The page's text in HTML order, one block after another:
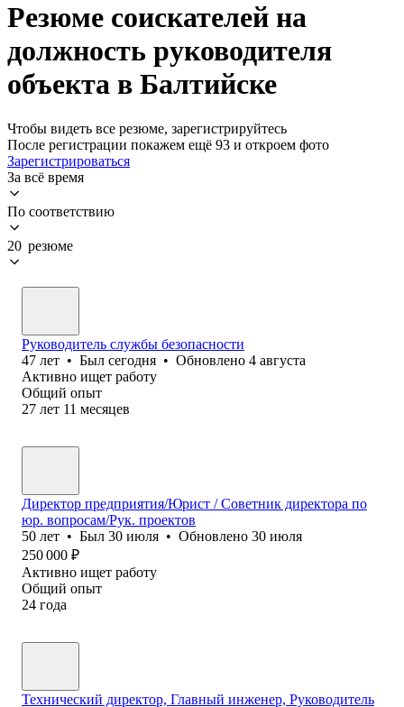
Резюме соискателей на
должность руководителя
объекта в Балтийске
Чтобы видеть все резюме, зарегистрируйтесь
После регистрации покажем ещё 93 и откроем фото
Зарегистрироваться
За всё время
По соответствию
20 резюме
Руководитель службы безопасности
47 лет • Был сегодня • Обновлено 4 августа
Активно ищет работу
Общий опыт
27 лет 11 месяцев
Директор предприятия/Юрист / Советник директора по
юр. вопросам/Рук. проектов
50 лет • Был 30 июля • Обновлено 30 июля
250 000 ₽
Активно ищет работу
Общий опыт
24 года
Технический директор, Главный инженер, Руководитель